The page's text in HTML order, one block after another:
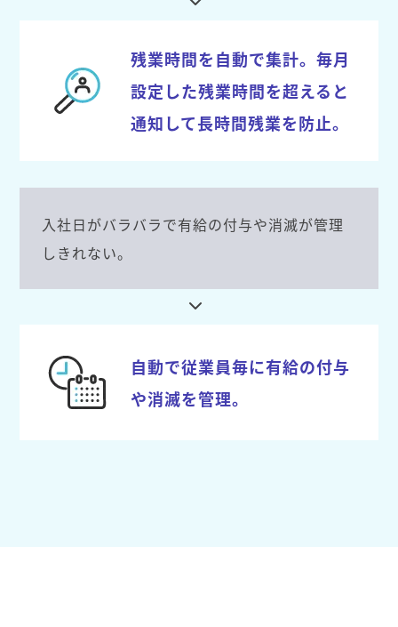
残業時間を自動で集計。毎月
設定した残業時間を超えると
通知して長時間残業を防止。
入社日がバラバラで有給の付与や消滅が管理
しきれない。
自動で従業員毎に有給の付与
や消滅を管理。